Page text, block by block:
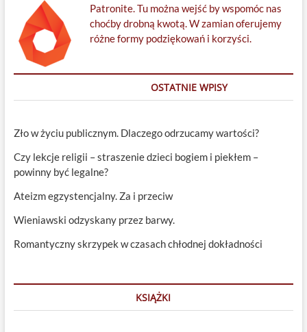
Patronite. Tu można wejść by wspomóc nas
choćby drobną kwotą. W zamian oferujemy
różne formy podziękowań i korzyści.
OSTATNIE WPISY
Zło w życiu publicznym. Dlaczego odrzucamy wartości?
Czy lekcje religii – straszenie dzieci bogiem i piekłem –
powinny być legalne?
Ateizm egzystencjalny. Za i przeciw
Wieniawski odzyskany przez barwy.
Romantyczny skrzypek w czasach chłodnej dokładności
KSIĄŻKI